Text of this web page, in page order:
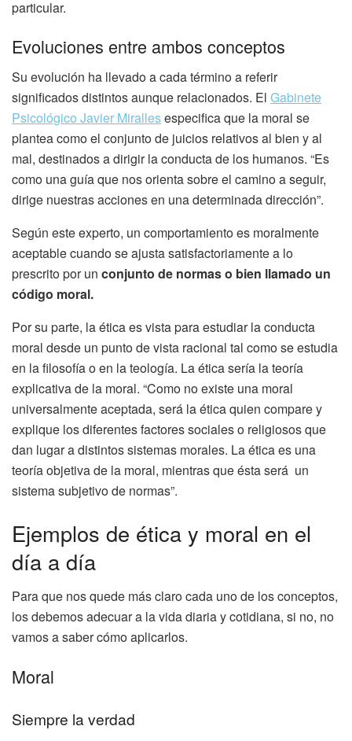
particular.
Evoluciones entre ambos conceptos
Su evolución ha llevado a cada término a referir
significados distintos aunque relacionados. El Gabinete
Psicológico Javier Mirallesespecifica que la moral se
plantea como el conjunto de juicios relativos al bien y al
mal, destinados a dirigir la conducta de los humanos. “Es
como una guía que nos orienta sobre el camino a seguir,
dirige nuestras acciones en una determinada dirección”.
Según este experto, un comportamiento es moralmente
aceptable cuando se ajusta satisfactoriamente a lo
prescrito por un conjunto de normas o bien llamado un
código moral.
Por su parte, la ética es vista para estudiar la conducta
moral desde un punto de vista racional tal como se estudia
en la filosofía o en la teología. La ética sería la teoría
explicativa de la moral. “Como no existe una moral
universalmente aceptada, será la ética quien compare y
explique los diferentes factores sociales o religiosos que
dan lugar a distintos sistemas morales. La ética es una
teoría objetiva de la moral, mientras que ésta será un
sistema subjetivo de normas”.
Ejemplos de ética y moral en el
día a día
Para que nos quede más claro cada uno de los conceptos,
los debemos adecuar a la vida diaria y cotidiana, si no, no
vamos a saber cómo aplicarlos.
Moral
Siempre la verdad